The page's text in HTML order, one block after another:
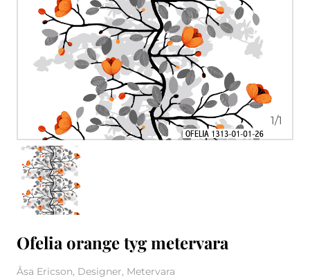
1/1
Ofelia orange tyg metervara
Åsa Ericson, Designer, Metervara